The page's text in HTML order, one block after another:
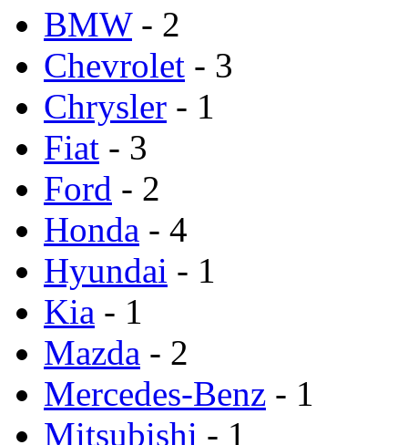
BMW- 2
Chevrolet - 3
Chrysler - 1
Fiat - 3
Ford - 2
Honda - 4
Hyundai - 1
Kia - 1
Mazda - 2
Mercedes-Benz - 1
Mitsubishi - 1